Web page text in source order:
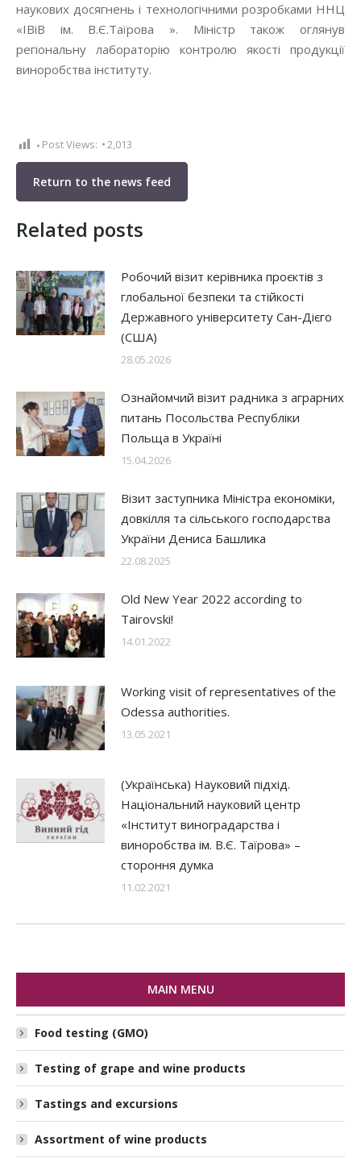
наукових досягнень і технологічними розробками ННЦ
«ІВіВ ім. В.Є.Таїрова ». Міністр також оглянув
регіональну лабораторію контролю якості продукції
виноробства інституту.
Post Views: 2,013
Return to the news feed
Related posts
Робочий візит керівника проєктів з
глобальної безпеки та стійкості
Державного університету Сан-Дієго
(США)
28.05.2026
Ознайомчий візит радника з аграрних
питань Посольства Республіки
Польща в Україні
15.04.2026
Візит заступника Міністра економіки,
довкілля та сільського господарства
України Дениса Башлика
22.08.2025
Old New Year 2022 according to
Tairovski!
14.01.2022
Working visit of representatives of the
Odessa authorities.
13.05.2021
(Українська) Науковий підхід.
Національний науковий центр
«Інститут виноградарства і
виноробства ім. В.Є. Таїрова» –
стороння думка
11.02.2021
MAIN MENU
Food testing (GMO)
Testing of grape and wine products
Tastings and excursions
Assortment of wine products